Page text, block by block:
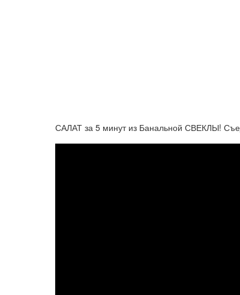
САЛАТ за 5 минут из Банальной СВЕКЛЫ!